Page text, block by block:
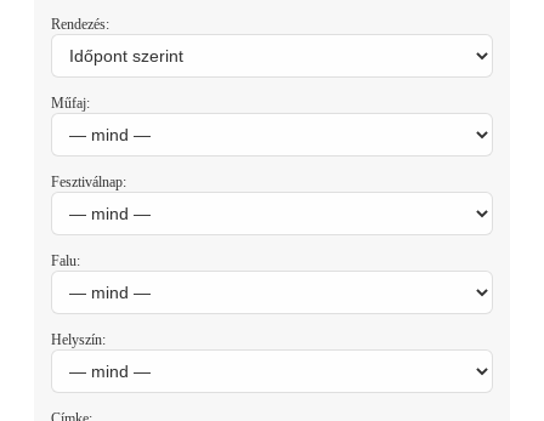
Rendezés:
Műfaj:
Fesztiválnap:
Falu:
Helyszín: